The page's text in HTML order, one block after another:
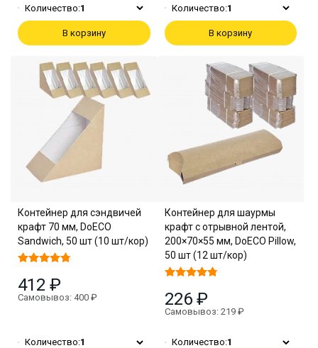
Количество:1
В корзину
Количество:1
В корзину
Контейнер для сэндвичей
крафт 70 мм, DoECO
Sandwich, 50 шт (10 шт/кор)
412 ₽
Самовывоз: 400 ₽
Количество:1
Контейнер для шаурмы
крафт с отрывной лентой,
200×70×55 мм, DoECO Pillow,
50 шт (12 шт/кор)
226 ₽
Самовывоз: 219 ₽
Количество:1